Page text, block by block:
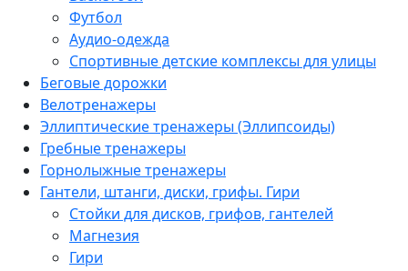
Футбол
Аудио-одежда
Спортивные детские комплексы для улицы
Беговые дорожки
Велотренажеры
Эллиптические тренажеры (Эллипсоиды)
Гребные тренажеры
Горнолыжные тренажеры
Гантели, штанги, диски, грифы. Гири
Стойки для дисков, грифов, гантелей
Магнезия
Гири